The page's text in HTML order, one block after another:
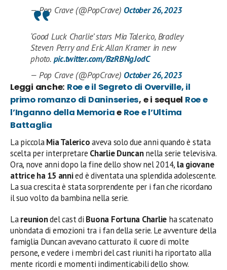
— Pop Crave (@PopCrave) October 26, 2023
‘Good Luck Charlie’ stars Mia Talerico, Bradley
Steven Perry and Eric Allan Kramer in new
photo. pic.twitter.com/BzRBNgJodC
— Pop Crave (@PopCrave) October 26, 2023
Leggi anche: Roe e il Segreto di Overville, il
primo romanzo di Daninseries, e i sequel Roe e
l’Inganno della Memoriae Roe e l’Ultima
Battaglia
La piccolaMia Talericoaveva solo due anni quando è stata
scelta per interpretare Charlie Duncannella serie televisiva.
Ora, nove anni dopo la fine dello show nel 2014, la giovane
attrice ha 15 annied è diventata una splendida adolescente.
La sua crescita è stata sorprendente per i fan che ricordano
il suo volto da bambina nella serie.
Lareuniondel cast di Buona Fortuna Charlie ha scatenato
un’ondata di emozioni tra i fan della serie. Le avventure della
famiglia Duncan avevano catturato il cuore di molte
persone, e vedere i membri del cast riuniti ha riportato alla
mente ricordi e momenti indimenticabili dello show.